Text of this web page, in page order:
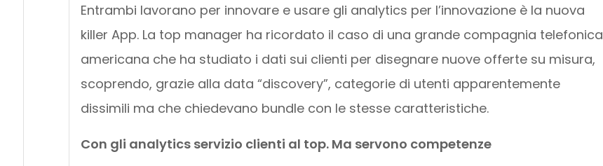
Entrambi lavorano per innovare e usare gli analytics per l’innovazione è la nuova
killer App. La top manager ha ricordato il caso di una grande compagnia telefonica
americana che ha studiato i dati sui clienti per disegnare nuove offerte su misura,
scoprendo, grazie alla data “discovery”, categorie di utenti apparentemente
dissimili ma che chiedevano bundle con le stesse caratteristiche.
Con gli analytics servizio clienti al top. Ma servono competenze